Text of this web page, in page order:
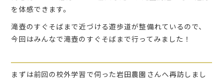
を体感できます。
滝壺のすぐそばまで近づける遊歩道が整備れているので、
今回はみんなで滝壺のすぐそばまで行ってみました！
まずは前回の校外学習で伺った岩田農園さんへ再訪しまし